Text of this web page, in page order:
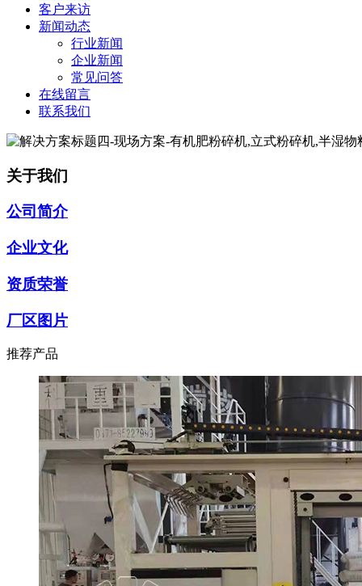
客户来访
新闻动态
行业新闻
企业新闻
常见问答
在线留言
联系我们
关于我们
公司简介
企业文化
资质荣誉
厂区图片
推荐产品